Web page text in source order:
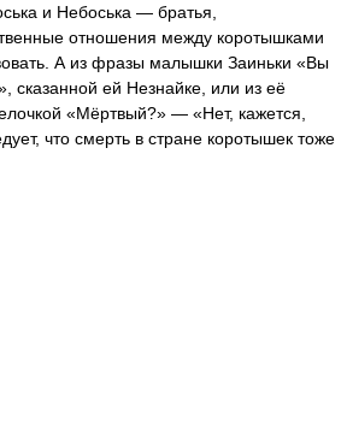
и Небоська — братья,
отношения между коротышками
А из фразы малышки Заиньки «Вы
сказанной ей Незнайке, или из её
«Мёртвый?» — «Нет, кажется,
что смерть в стране коротышек тоже